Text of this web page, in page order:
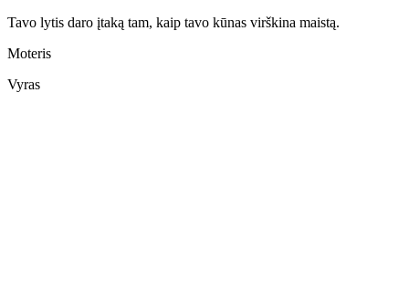
Tavo lytis daro įtaką tam, kaip tavo kūnas virškina maistą.
Moteris
Vyras